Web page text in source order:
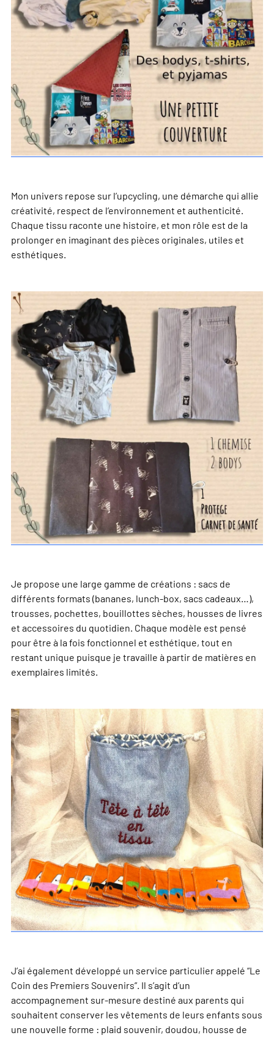
Mon univers repose sur l’upcycling, une démarche qui allie
créativité, respect de l’environnement et authenticité.
Chaque tissu raconte une histoire, et mon rôle est de la
prolonger en imaginant des pièces originales, utiles et
esthétiques.
Je propose une large gamme de créations : sacs de
différents formats (bananes, lunch-box, sacs cadeaux…),
trousses, pochettes, bouillottes sèches, housses de livres
et accessoires du quotidien. Chaque modèle est pensé
pour être à la fois fonctionnel et esthétique, tout en
restant unique puisque je travaille à partir de matières en
exemplaires limités.
J’ai également développé un service particulier appelé “Le
Coin des Premiers Souvenirs”. Il s’agit d’un
accompagnement sur-mesure destiné aux parents qui
souhaitent conserver les vêtements de leurs enfants sous
une nouvelle forme : plaid souvenir, doudou, housse de